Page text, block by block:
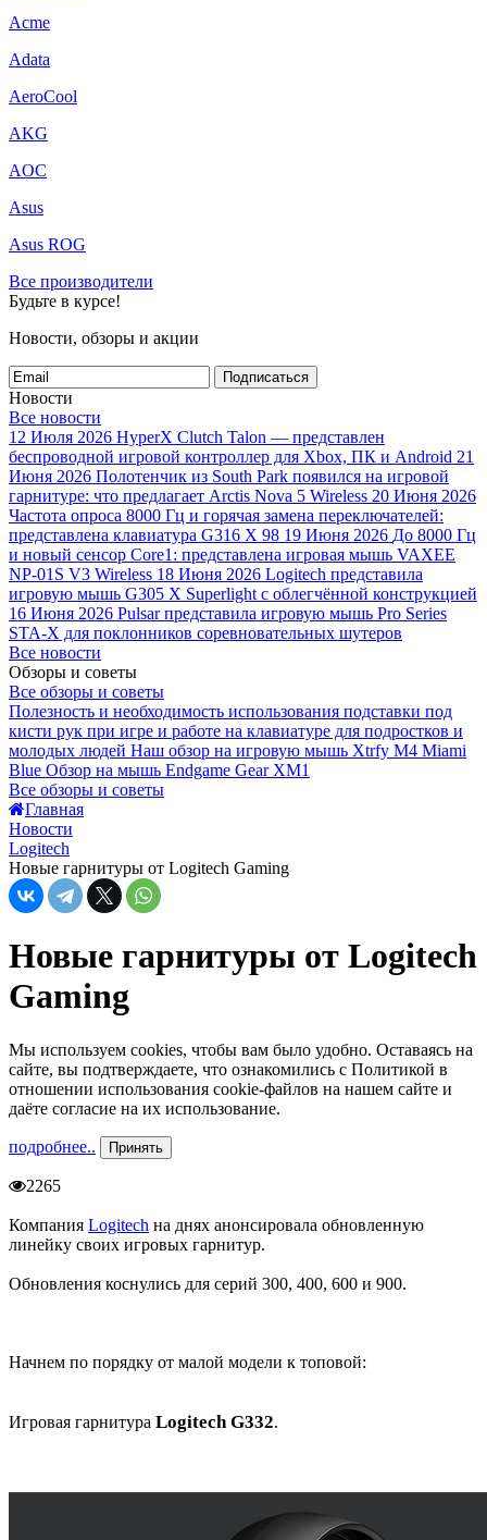
Acme
Adata
AeroCool
AKG
AOC
Asus
Asus ROG
Все производители
Будьте в курсе!
Новости, обзоры и акции
Подписаться
Новости
Все новости
12 Июля 2026 HyperX Clutch Talon — представлен
беспроводной игровой контроллер для Xbox, ПК и Android 21
Июня 2026 Полотенчик из South Park появился на игровой
гарнитуре: что предлагает Arctis Nova 5 Wireless 20 Июня 2026
Частота опроса 8000 Гц и горячая замена переключателей:
представлена клавиатура G316 X 98 19 Июня 2026 До 8000 Гц
и новый сенсор Core1: представлена игровая мышь VAXEE
NP-01S V3 Wireless 18 Июня 2026 Logitech представила
игровую мышь G305 X Superlight с облегчённой конструкцией
16 Июня 2026 Pulsar представила игровую мышь Pro Series
STA-X для поклонников соревновательных шутеров
Все новости
Обзоры и советы
Все обзоры и советы
Полезность и необходимость использования подставки под
кисти рук при игре и работе на клавиатуре для подростков и
молодых людей Наш обзор на игровую мышь Xtrfy M4 Miami
Blue Обзор на мышь Endgame Gear XM1
Все обзоры и советы
Главная
Новости
Logitech
Новые гарнитуры от Logitech Gaming
Новые гарнитуры от Logitech
Gaming
Мы используем cookies, чтобы вам было удобно. Оставаясь на
сайте, вы подтверждаете, что ознакомились с Политикой в
отношении использования cookie-файлов на нашем сайте и
даёте согласие на их использование.
подробнее.. Принять
2265
Компания Logitech на днях анонсировала обновленную
линейку своих игровых гарнитур.
Обновления коснулись для серий 300, 400, 600 и 900.
Начнем по порядку от малой модели к топовой:
Игровая гарнитура Logitech G332.